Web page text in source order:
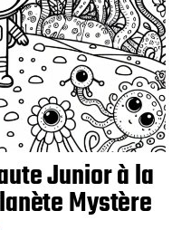
Junior à la
Mystère